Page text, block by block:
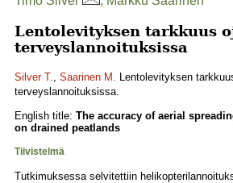
Lentolevityksen tarkkuus
terveyslannoituksissa
Silver T., Saarinen M. Lentolevityksen
terveyslannoituksissa.
English title: The accuracy of aerial
on drained peatlands
Tiivistelmä
Tutkimuksessa selvitettiin